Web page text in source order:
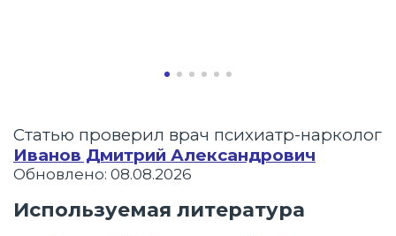
Статью проверил врач психиатр-нарколог
Иванов Дмитрий Александрович
Обновлено: 08.08.2026
Используемая литература